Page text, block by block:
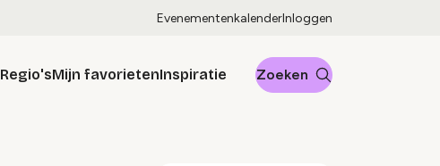
EvenementenkalenderInloggen
Regio'sMijn favorietenInspiratie Zoeken